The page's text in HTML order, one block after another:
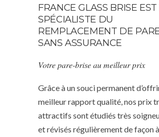
FRANCE GLASS BRISE EST
SPÉCIALISTE DU
REMPLACEMENT DE
SANS ASSURANCE
Votre pare-brise au meilleur prix
Grâce à un souci permanent
meilleur rapport qualité, nos prix
attractifs sont étudiés très
et révisés régulièrement de façon à